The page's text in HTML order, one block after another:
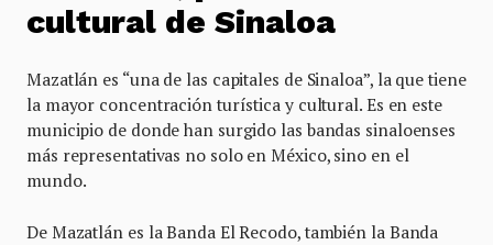
cultural de Sinaloa
Mazatlán es “una de las capitales de Sinaloa”, la que tiene
la mayor concentración turística y cultural. Es en este
municipio de donde han surgido las bandas sinaloenses
más representativas no solo en México, sino en el
mundo.
De Mazatlán es la Banda El Recodo, también la Banda